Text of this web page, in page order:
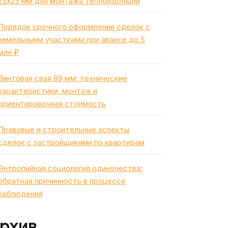
срочного оформления сделок с
участками при авансе до 5
₽
свая 89 мм: технические
монтаж и
стоимость
и строительные аспекты
с застройщиками по квартирам
социология одиночества:
причинность в процессе